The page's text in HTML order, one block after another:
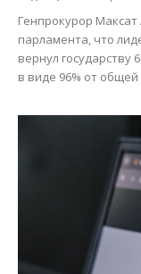
Генпрокурор
парламента, что
вернул государству
в виде 96% от